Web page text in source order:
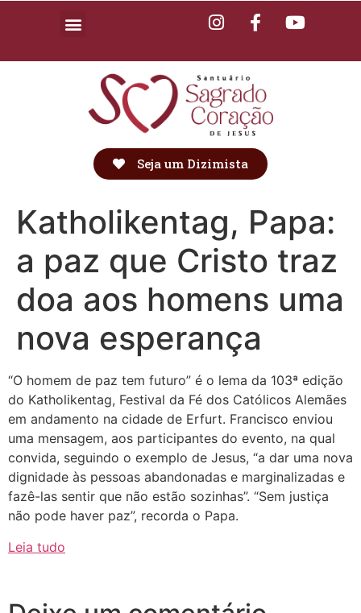
Seja um Dizimista
Katholikentag, Papa:
a paz que Cristo traz
doa aos homens uma
nova esperança
“O homem de paz tem futuro” é o lema da 103ª edição
do Katholikentag, Festival da Fé dos Católicos Alemães
em andamento na cidade de Erfurt. Francisco enviou
uma mensagem, aos participantes do evento, na qual
convida, seguindo o exemplo de Jesus, “a dar uma nova
dignidade às pessoas abandonadas e marginalizadas e
fazê-las sentir que não estão sozinhas”. “Sem justiça
não pode haver paz”, recorda o Papa.
Leia tudo